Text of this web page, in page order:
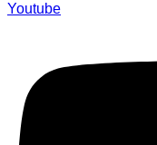
Youtube